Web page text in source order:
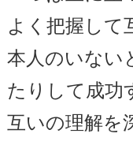
よく把握して
本人のいない
たりして成功
互いの理解を